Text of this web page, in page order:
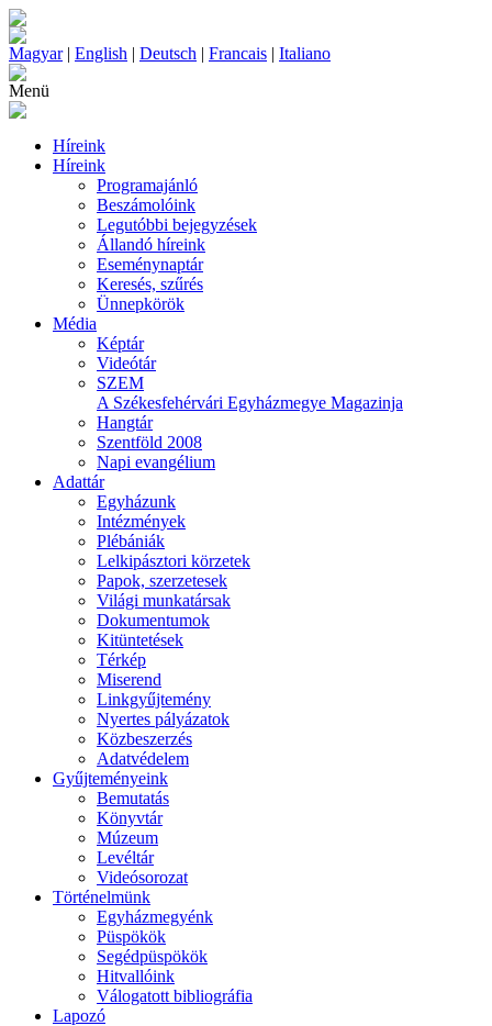
Magyar| English | Deutsch | Francais | Italiano
Menü
Híreink
Híreink
Programajánló
Beszámolóink
Legutóbbi bejegyzések
Állandó híreink
Eseménynaptár
Keresés, szűrés
Ünnepkörök
Média
Képtár
Videótár
SZEM
A Székesfehérvári Egyházmegye Magazinja
Hangtár
Szentföld 2008
Napi evangélium
Adattár
Egyházunk
Intézmények
Plébániák
Lelkipásztori körzetek
Papok, szerzetesek
Világi munkatársak
Dokumentumok
Kitüntetések
Térkép
Miserend
Linkgyűjtemény
Nyertes pályázatok
Közbeszerzés
Adatvédelem
Gyűjteményeink
Bemutatás
Könyvtár
Múzeum
Levéltár
Videósorozat
Történelmünk
Egyházmegyénk
Püspökök
Segédpüspökök
Hitvallóink
Válogatott bibliográfia
Lapozó